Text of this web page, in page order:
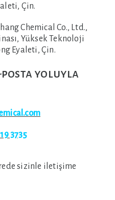
Çin.
Chemical Co., Ltd.,
Yüksek Teknoloji
Eyaleti, Çin.
posta yoluyla
3735
sizinle iletişime